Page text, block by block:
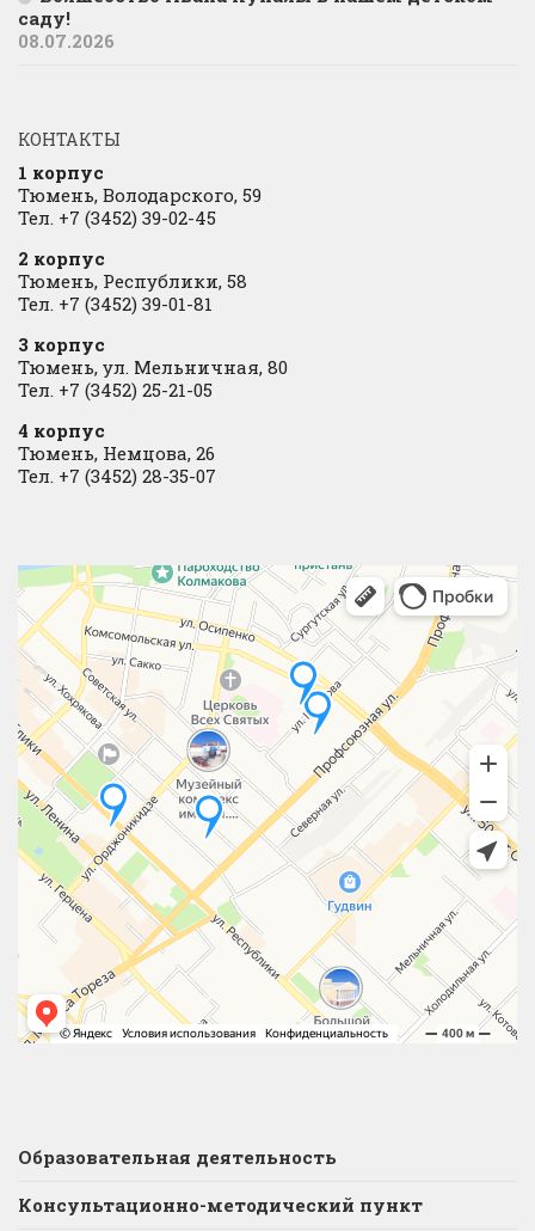
саду!
08.07.2026
КОНТАКТЫ
1 корпус
Тюмень, Володарского, 59
Тел. +7 (3452) 39-02-45
2 корпус
Тюмень, Республики, 58
Тел. +7 (3452) 39-01-81
3 корпус
Тюмень, ул. Мельничная, 80
Тел. +7 (3452) 25-21-05
4 корпус
Тюмень, Немцова, 26
Тел. +7 (3452) 28-35-07
Образовательная деятельность
Консультационно-методический пункт